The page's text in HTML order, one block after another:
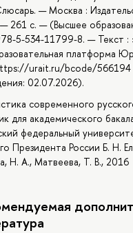
— Москва :
261 с. — (Высшее
5-534-11799-8. — Текст :
платформа
urait.ru/bcode/566194
02.07.2026).
современного
для академического
федеральный
Президента России Б. Н.
Н. А., Матвеева, Т. В., 2016